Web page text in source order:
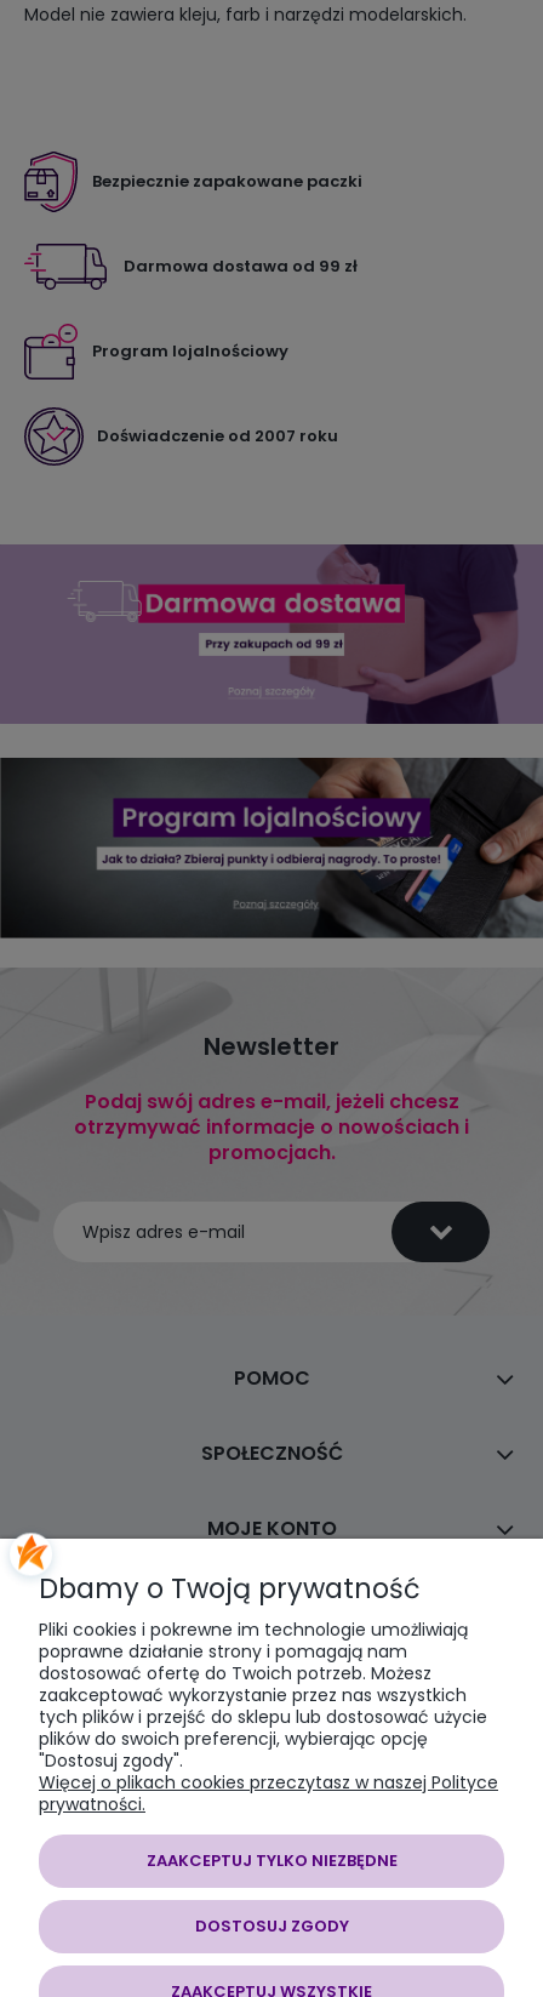
Model nie zawiera kleju, farb i narzędzi modelarskich.
Bezpiecznie zapakowane paczki
Darmowa dostawa od 99 zł
Program lojalnościowy
Doświadczenie od 2007 roku
Newsletter
Podaj swój adres e-mail, jeżeli chcesz
otrzymywać informacje o nowościach i
promocjach.
POMOC
SPOŁECZNOŚĆ
MOJE KONTO
PŁATNOŚCI I DOSTAWA
INFORMACJE
O NAS
SOMAP sklep modelarski| al. Jana Pawła II 28, 43-100 Tychy, woj.
śląskie | E-mail:
| NIP:
6462056771 REGON: 240730965
Dbamy o Twoją prywatność
Pliki cookies i pokrewne im technologie umożliwiają
poprawne działanie strony i pomagają nam
dostosować ofertę do Twoich potrzeb. Możesz
zaakceptować wykorzystanie przez nas wszystkich
tych plików i przejść do sklepu lub dostosować użycie
plików do swoich preferencji, wybierając opcję
"Dostosuj zgody".
Więcej o plikach cookies przeczytasz w naszej Polityce
prywatności.
ZAAKCEPTUJ TYLKO NIEZBĘDNE
DOSTOSUJ ZGODY
ZAAKCEPTUJ WSZYSTKIE